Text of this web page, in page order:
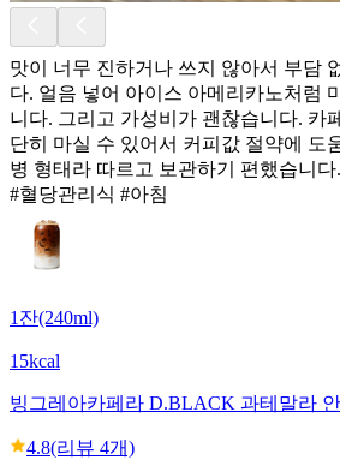
맛이 너무 진하거나 쓰지 않아서 부담
다. 얼음 넣어 아이스 아메리카노처럼
니다. 그리고 가성비가 괜찮습니다. 카
단히 마실 수 있어서 커피값 절약에 도
병 형태라 따르고 보관하기 편했습니다.
#혈당관리식 #아침
1잔(240ml)
15kcal
빙그레 아카페라 D.BLACK 과테말라
4.8(리뷰 4개)